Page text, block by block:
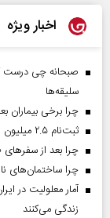
اخبار ویژه
سلیقه‌ها
چرا برخی بیماران
ثبت‌نام ۲.۵ میلیون زائر در سماح | عبور ۱.۷ میلیون نفر از مرز‌های اربعین
چرا بعد از
چرا ساختمان‌های
زندگی می‌کنند